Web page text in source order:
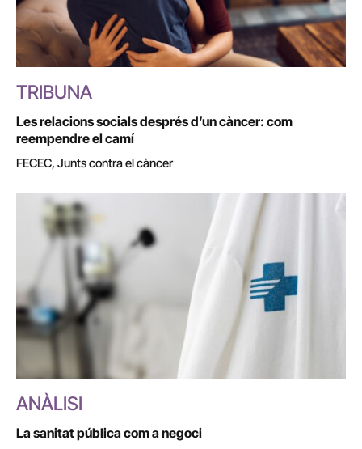
TRIBUNA
Les relacions socials després d’un càncer: com
reempendre el camí
FECEC, Junts contra el càncer
ANÀLISI
La sanitat pública com a negoci